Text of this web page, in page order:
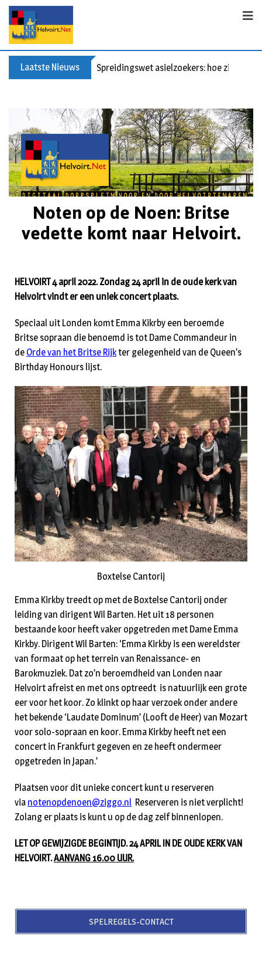
Laatste Nieuws Spreidingswet asielzoekers: hoe zit dat?
Noten op de Noen: Britse
vedette komt naar Helvoirt.
HELVOIRT 4 april 2022. Zondag 24 april in de oude kerk van
Helvoirt vindt er een uniek concert plaats.
Speciaal uit Londen komt Emma Kikrby een beroemde
Britse sopraan die benoemd is tot Dame Commandeur in
de Orde van het Britse Rijkter gelegenheid van de Queen’s
Birthday Honours lijst.
Boxtelse Cantorij
Emma Kirkby treedt op met de Boxtelse Cantorij onder
leiding van dirigent Wil Barten. Het uit 18 personen
bestaande koor heeft vaker opgetreden met Dame Emma
Kirkby. Dirigent Wil Barten: ‘Emma Kirkby is een wereldster
van formaat op het terrein van Renaissance- en
Barokmuziek. Dat zo’n beroemdheid van Londen naar
Helvoirt afreist en met ons optreedt is natuurlijk een grote
eer voor het koor. Zo klinkt op haar verzoek onder andere
het bekende ‘Laudate Dominum’ (Looft de Heer) van Mozart
voor solo-sopraan en koor. Emma Kirkby heeft net een
concert in Frankfurt gegeven en ze heeft ondermeer
opgetreden in Japan.’
Plaatsen voor dit unieke concert kunt u reserveren
via notenopdenoen@ziggo.nl Reserveren is niet verplicht!
Zolang er plaats is kunt u op de dag zelf binnenlopen.
LET OP GEWIJZIGDE BEGINTIJD. 24 APRIL IN DE OUDE KERK VAN
HELVOIRT.AANVANG 16.00 UUR.
SPELREGELS-CONTACT